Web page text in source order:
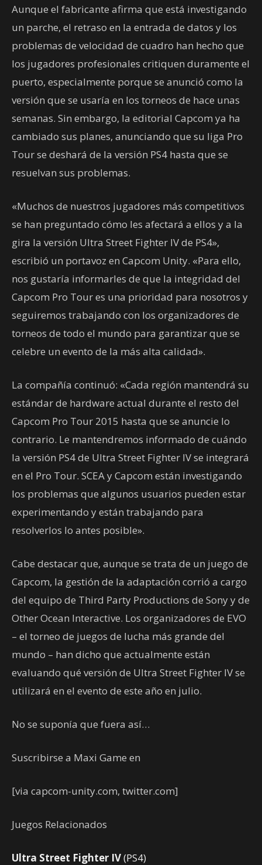
Aunque el fabricante afirma que está investigando
un parche, el retraso en la entrada de datos y los
problemas de velocidad de cuadro han hecho que
los jugadores profesionales critiquen duramente el
puerto, especialmente porque se anunció como la
versión que se usaría en los torneos de hace unas
semanas. Sin embargo, la editorial Capcom ya ha
cambiado sus planes, anunciando que su liga Pro
Tour se deshará de la versión PS4 hasta que se
resuelvan sus problemas.
«Muchos de nuestros jugadores más competitivos
se han preguntado cómo les afectará a ellos y a la
gira la versión Ultra Street Fighter IV de PS4»,
escribió un portavoz en Capcom Unity. «Para ello,
nos gustaría informarles de que la integridad del
Capcom Pro Tour es una prioridad para nosotros y
seguiremos trabajando con los organizadores de
torneos de todo el mundo para garantizar que se
celebre un evento de la más alta calidad».
La compañía continuó: «Cada región mantendrá su
estándar de hardware actual durante el resto del
Capcom Pro Tour 2015 hasta que se anuncie lo
contrario. Le mantendremos informado de cuándo
la versión PS4 de Ultra Street Fighter IV se integrará
en el Pro Tour. SCEA y Capcom están investigando
los problemas que algunos usuarios pueden estar
experimentando y están trabajando para
resolverlos lo antes posible».
Cabe destacar que, aunque se trata de un juego de
Capcom, la gestión de la adaptación corrió a cargo
del equipo de Third Party Productions de Sony y de
Other Ocean Interactive. Los organizadores de EVO
– el torneo de juegos de lucha más grande del
mundo – han dicho que actualmente están
evaluando qué versión de Ultra Street Fighter IV se
utilizará en el evento de este año en julio.
No se suponía que fuera así…
Suscribirse a Maxi Game en
[via capcom-unity.com, twitter.com]
Juegos Relacionados
Ultra Street Fighter IV(PS4)